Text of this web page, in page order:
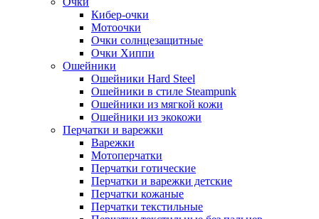
Кибер-очки
Мотоочки
Очки солнцезащитные
Очки Хиппи
Ошейники
Ошейники Hard Steel
Ошейники в стиле Steampunk
Ошейники из мягкой кожи
Ошейники из экокожи
Перчатки и варежки
Варежки
Мотоперчатки
Перчатки готические
Перчатки и варежки детские
Перчатки кожаные
Перчатки текстильные